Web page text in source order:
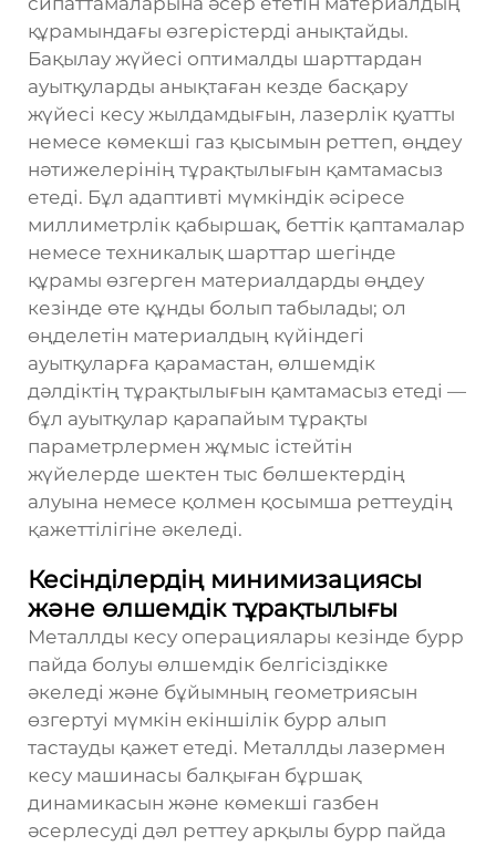
құрамындағы өзгерістерді анықтайды.
Бақылау жүйесі оптималды шарттардан
ауытқуларды анықтаған кезде басқару
жүйесі кесу жылдамдығын, лазерлік қуатты
немесе көмекші газ қысымын реттеп, өңдеу
нәтижелерінің тұрақтылығын қамтамасыз
етеді. Бұл адаптивті мүмкіндік әсіресе
миллиметрлік қабыршақ, беттік қаптамалар
немесе техникалық шарттар шегінде
құрамы өзгерген материалдарды өңдеу
кезінде өте құнды болып табылады; ол
өңделетін материалдың күйіндегі
ауытқуларға қарамастан, өлшемдік
дәлдіктің тұрақтылығын қамтамасыз етеді —
бұл ауытқулар қарапайым тұрақты
параметрлермен жұмыс істейтін
жүйелерде шектен тыс бөлшектердің
алуына немесе қолмен қосымша реттеудің
қажеттілігіне әкеледі.
Кесінділердің минимизациясы
және өлшемдік тұрақтылығы
Металлды кесу операциялары кезінде бурр
пайда болуы өлшемдік белгісіздікке
әкеледі және бұйымның геометриясын
өзгертуі мүмкін екіншілік бурр алып
тастауды қажет етеді. Металлды лазермен
кесу машинасы балқыған бұршақ
динамикасын және көмекші газбен
әсерлесуді дәл реттеу арқылы бурр пайда